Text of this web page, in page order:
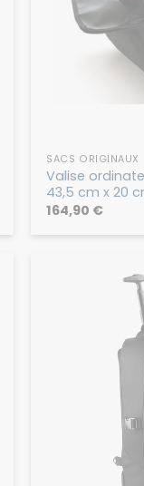
SACS ORIGINAUX
Valise
43,5 cm x 20
164,90 €